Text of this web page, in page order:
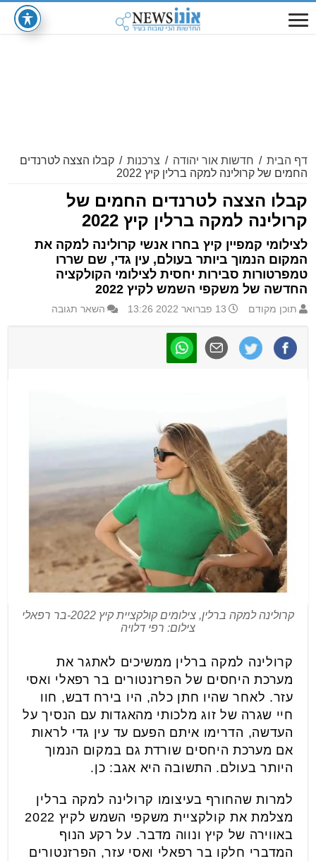
דף הבית / חדשות אור יהודה / צרכנות / קבלו הצצה לטרנדים
החמים של קרולינה למקה ברלין קיץ 2022
קבלו הצצה לטרנדים החמים של
קרולינה למקה ברלין קיץ 2022
לצילומי קמפיין קיץ בחרו אנשי קרולינה למקה את
המקום הנמוך ביותר בעולם, עין גדי, שם שררו
טמפרטורות סבירות יחסית לצילומי הקולקציה
החדשה של משקפי השמש לקיץ 2022
תוכן מקודם 13 פברואר 2022 13:26 השאר תגובה
קרולינה למקה ברלין, צילומים קולקציית קיץ 2022-בר רפאלי
צילום: רפי דלויה
קרולינה למקה ברלין ממשיכים לאתגר את
מערכת היחסים של הפרזנטורים בר רפאלי ואסי
עזר. לאחר שהיו חתן כלה, היו בירח דבש, חוו
חיי שגרה של זוג מלכותי מהאגדות עם הנסיך על
העדשה, הדרימו איתם הפעם עד עין גדי לראות
אם מערכת היחסים שורדת גם במקום הנמוך
היותר בעולם. התשובה היא אגב: כן.
למרות שהחורף בעיצומו קרולינה למקה ברלין
מצלמת את קולקציית משקפי השמש לקיץ 2022
באווירה של קיץ ונווה מדבר. על רקע הנוף
המדברי חלקו בר רפאלי ואסי עזר, הפרזנטורים